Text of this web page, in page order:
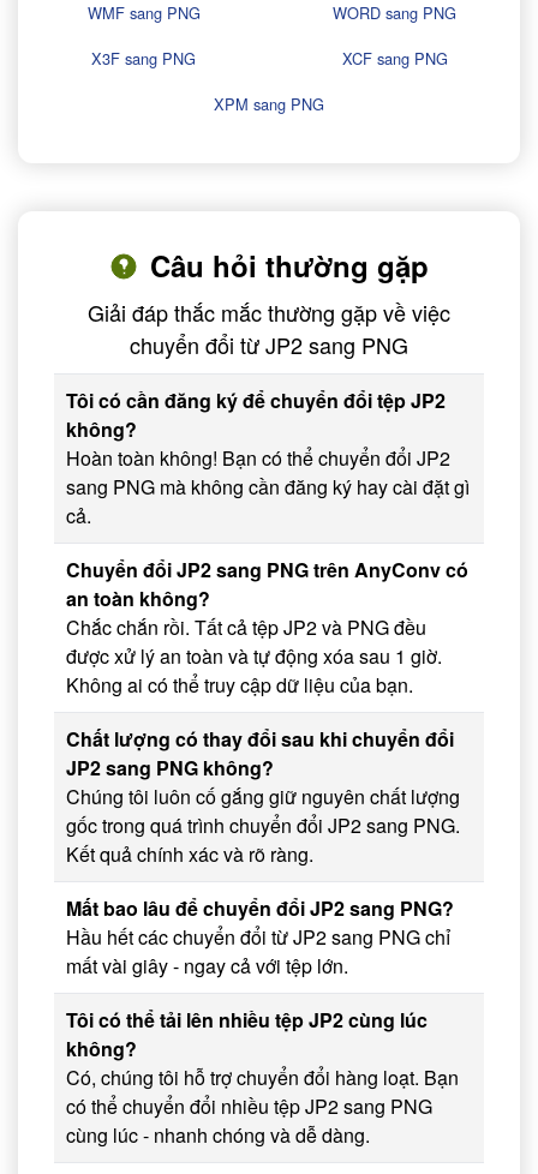
WMF sang PNG
WORD sang PNG
X3F sang PNG
XCF sang PNG
XPM sang PNG
Câu hỏi thường gặp
Giải đáp thắc mắc thường gặp về việc
chuyển đổi từ JP2 sang PNG
Tôi có cần đăng ký để chuyển đổi tệp JP2
không?
Hoàn toàn không! Bạn có thể chuyển đổi JP2
sang PNG mà không cần đăng ký hay cài đặt gì
cả.
Chuyển đổi JP2 sang PNG trên AnyConv có
an toàn không?
Chắc chắn rồi. Tất cả tệp JP2 và PNG đều
được xử lý an toàn và tự động xóa sau 1 giờ.
Không ai có thể truy cập dữ liệu của bạn.
Chất lượng có thay đổi sau khi chuyển đổi
JP2 sang PNG không?
Chúng tôi luôn cố gắng giữ nguyên chất lượng
gốc trong quá trình chuyển đổi JP2 sang PNG.
Kết quả chính xác và rõ ràng.
Mất bao lâu để chuyển đổi JP2 sang PNG?
Hầu hết các chuyển đổi từ JP2 sang PNG chỉ
mất vài giây - ngay cả với tệp lớn.
Tôi có thể tải lên nhiều tệp JP2 cùng lúc
không?
Có, chúng tôi hỗ trợ chuyển đổi hàng loạt. Bạn
có thể chuyển đổi nhiều tệp JP2 sang PNG
cùng lúc - nhanh chóng và dễ dàng.